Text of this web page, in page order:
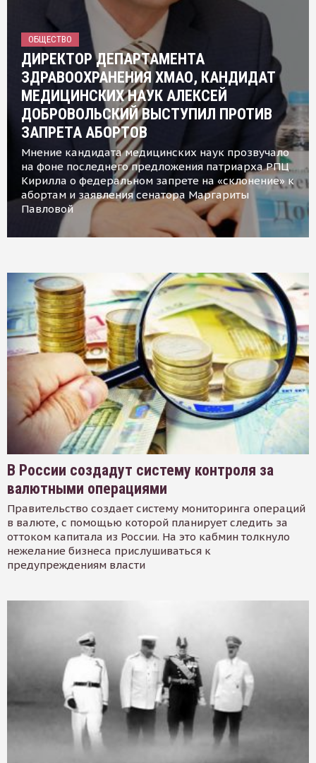
ОБЩЕСТВО
ДИРЕКТОР ДЕПАРТАМЕНТА
ЗДРАВООХРАНЕНИЯ ХМАО, КАНДИДАТ
МЕДИЦИНСКИХ НАУК АЛЕКСЕЙ
ДОБРОВОЛЬСКИЙ ВЫСТУПИЛ ПРОТИВ
ЗАПРЕТА АБОРТОВ
Мнение кандидата медицинских наук прозвучало
на фоне последнего предложения патриарха РПЦ
Кирилла о федеральном запрете на «склонение» к
абортам и заявления сенатора Маргариты
Павловой
В России создадут систему контроля за
валютными операциями
Правительство создает систему мониторинга операций
в валюте, с помощью которой планирует следить за
оттоком капитала из России. На это кабмин толкнуло
нежелание бизнеса прислушиваться к
предупреждениям власти